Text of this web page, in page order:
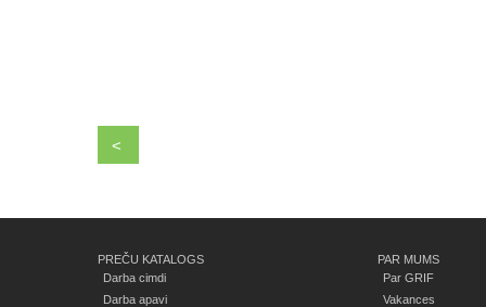
<
PREČU KATALOGS
Darba cimdi
Darba apavi
PAR MUMS
Par GRIF
Vakances